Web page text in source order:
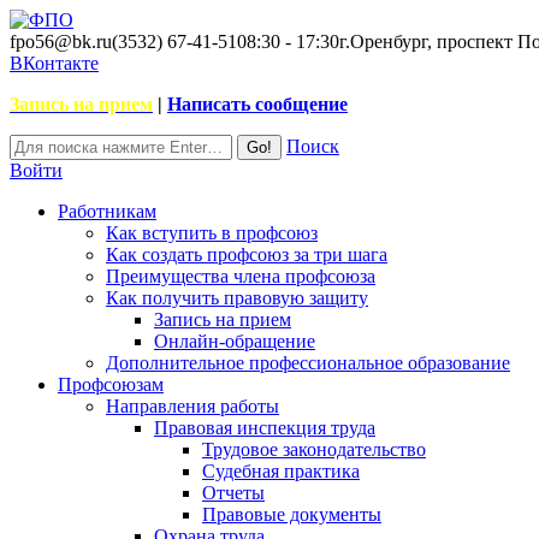
fpo56@bk.ru(3532) 67-41-5108:30 - 17:30г.Оренбург, проспект
ВКонтакте
Запись на прием | Написать сообщение
Поиск
Войти
Работникам
Как вступить в профсоюз
Как создать профсоюз за три шага
Преимущества члена профсоюза
Как получить правовую защиту
Запись на прием
Онлайн-обращение
Дополнительное профессиональное образование
Профсоюзам
Направления работы
Правовая инспекция труда
Трудовое законодательство
Судебная практика
Отчеты
Правовые документы